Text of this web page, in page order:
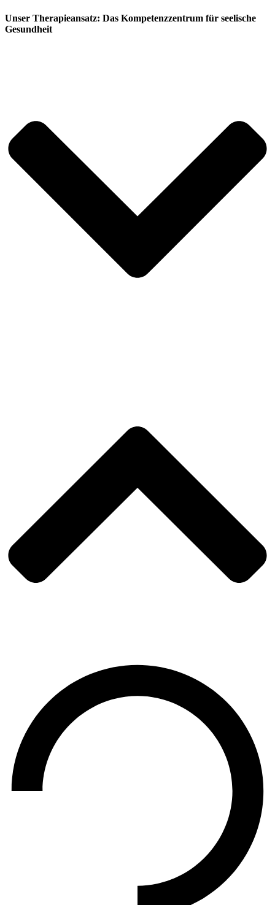
Unser Therapieansatz: Das Kompetenzzentrum für seelische
Gesundheit